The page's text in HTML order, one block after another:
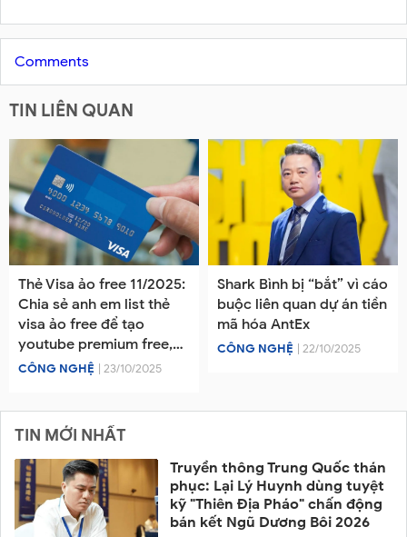
Comments
TIN LIÊN QUAN
Thẻ Visa ảo free 11/2025:
Chia sẻ anh em list thẻ
visa ảo free để tạo
youtube premium free,
ép website
CÔNG NGHỆ | 23/10/2025
Shark Bình bị “bắt” vì cáo
buộc liên quan dự án tiền
mã hóa AntEx
CÔNG NGHỆ | 22/10/2025
TIN MỚI NHẤT
Truyền thông Trung Quốc thán
phục: Lại Lý Huynh dùng tuyệt
kỹ "Thiên Địa Pháo" chấn động
bán kết Ngũ Dương Bôi 2026